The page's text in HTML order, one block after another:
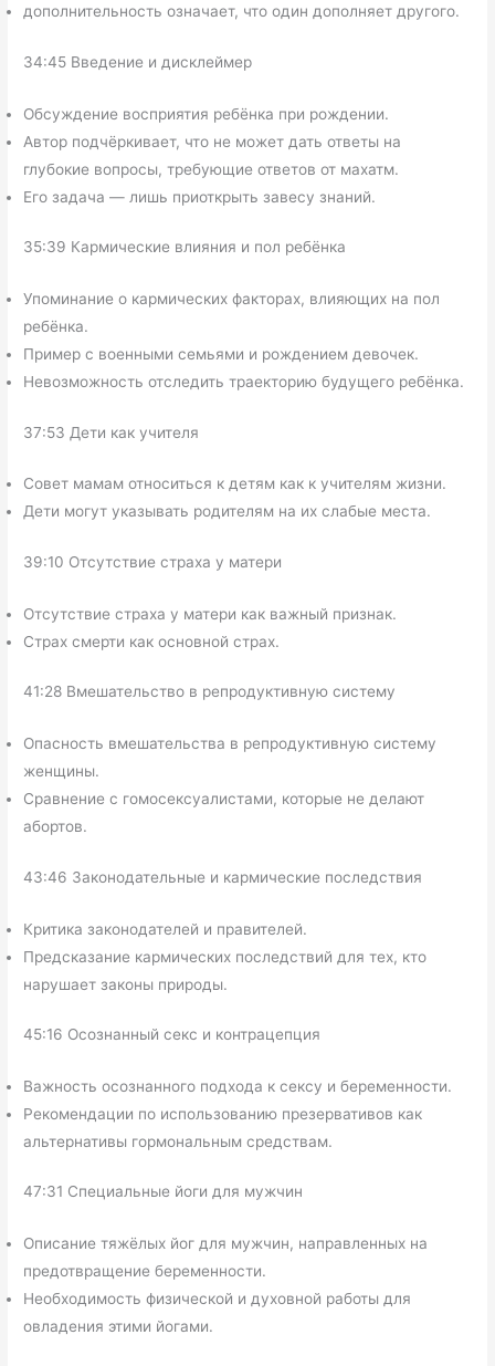
дополнительность означает, что один дополняет другого.
34:45 Введение и дисклеймер
Обсуждение восприятия ребёнка при рождении.
Автор подчёркивает, что не может дать ответы на
глубокие вопросы, требующие ответов от махатм.
Его задача — лишь приоткрыть завесу знаний.
35:39 Кармические влияния и пол ребёнка
Упоминание о кармических факторах, влияющих на пол
ребёнка.
Пример с военными семьями и рождением девочек.
Невозможность отследить траекторию будущего ребёнка.
37:53 Дети как учителя
Совет мамам относиться к детям как к учителям жизни.
Дети могут указывать родителям на их слабые места.
39:10 Отсутствие страха у матери
Отсутствие страха у матери как важный признак.
Страх смерти как основной страх.
41:28 Вмешательство в репродуктивную систему
Опасность вмешательства в репродуктивную систему
женщины.
Сравнение с гомосексуалистами, которые не делают
абортов.
43:46 Законодательные и кармические последствия
Критика законодателей и правителей.
Предсказание кармических последствий для тех, кто
нарушает законы природы.
45:16 Осознанный секс и контрацепция
Важность осознанного подхода к сексу и беременности.
Рекомендации по использованию презервативов как
альтернативы гормональным средствам.
47:31 Специальные йоги для мужчин
Описание тяжёлых йог для мужчин, направленных на
предотвращение беременности.
Необходимость физической и духовной работы для
овладения этими йогами.